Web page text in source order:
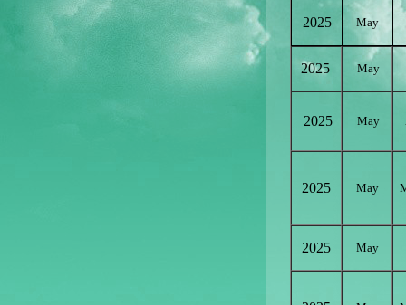
May
2025
May
2025
May
2025
May
2025
May
2025